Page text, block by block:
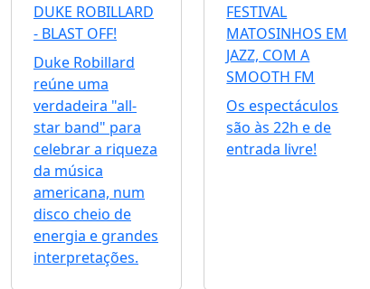
DUKE ROBILLARD
- BLAST OFF!
Duke Robillard
reúne uma
verdadeira "all-
star band" para
celebrar a riqueza
da música
americana, num
disco cheio de
energia e grandes
interpretações.
FESTIVAL
MATOSINHOS EM
JAZZ, COM A
SMOOTH FM
Os espectáculos
são às 22h e de
entrada livre!